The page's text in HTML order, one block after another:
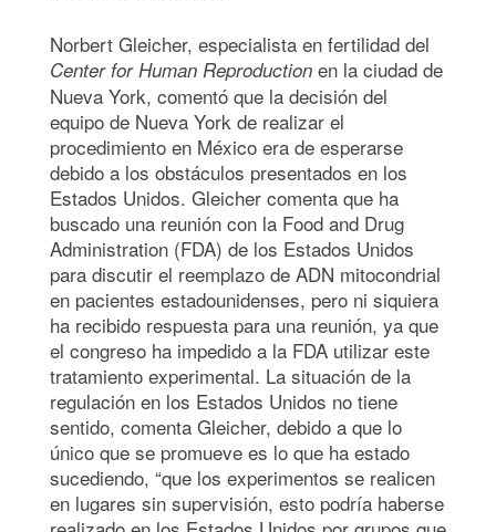
Norbert Gleicher, especialista en fertilidad del
Center for Human Reproduction en la ciudad de
Nueva York, comentó que la decisión del
equipo de Nueva York de realizar el
procedimiento en México era de esperarse
debido a los obstáculos presentados en los
Estados Unidos. Gleicher comenta que ha
buscado una reunión con la Food and Drug
Administration (FDA) de los Estados Unidos
para discutir el reemplazo de ADN mitocondrial
en pacientes estadounidenses, pero ni siquiera
ha recibido respuesta para una reunión, ya que
el congreso ha impedido a la FDA utilizar este
tratamiento experimental. La situación de la
regulación en los Estados Unidos no tiene
sentido, comenta Gleicher, debido a que lo
único que se promueve es lo que ha estado
sucediendo, “que los experimentos se realicen
en lugares sin supervisión, esto podría haberse